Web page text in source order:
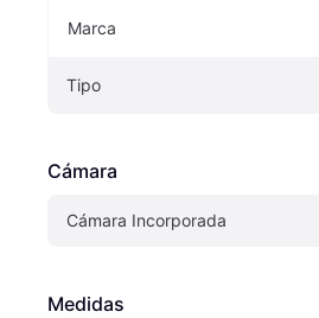
Marca
Tipo
Cámara
Cámara Incorporada
Medidas